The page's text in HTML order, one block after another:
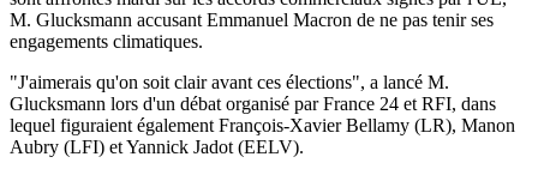
M. Glucksmann accusant Emmanuel Macron de ne pas tenir ses
engagements climatiques.
"J'aimerais qu'on soit clair avant ces élections", a lancé M.
Glucksmann lors d'un débat organisé par France 24 et RFI, dans
lequel figuraient également François-Xavier Bellamy (LR), Manon
Aubry (LFI) et Yannick Jadot (EELV).